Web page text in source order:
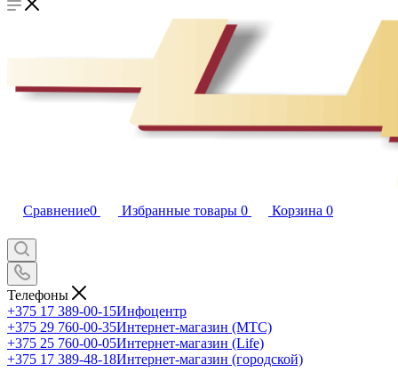
Сравнение0 Избранные товары 0 Корзина 0
Телефоны
+375 17 389-00-15Инфоцентр
+375 29 760-00-35Интернет-магазин (МТС)
+375 25 760-00-05Интернет-магазин (Life)
+375 17 389-48-18Интернет-магазин (городской)